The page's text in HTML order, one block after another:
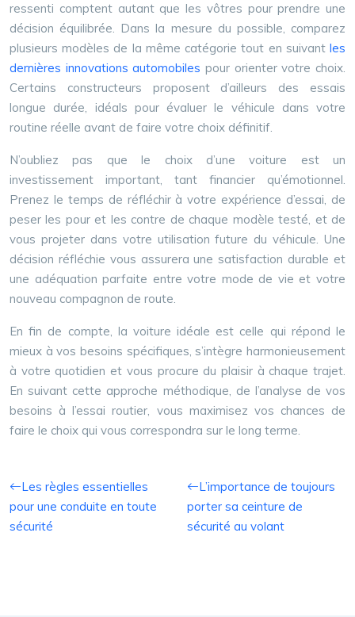
ressenti comptent autant que les vôtres pour prendre une
décision équilibrée. Dans la mesure du possible, comparez
plusieurs modèles de la même catégorie tout en suivant les
dernières innovations automobiles pour orienter votre choix.
Certains constructeurs proposent d’ailleurs des essais
longue durée, idéals pour évaluer le véhicule dans votre
routine réelle avant de faire votre choix définitif.
N’oubliez pas que le choix d’une voiture est un
investissement important, tant financier qu’émotionnel.
Prenez le temps de réfléchir à votre expérience d’essai, de
peser les pour et les contre de chaque modèle testé, et de
vous projeter dans votre utilisation future du véhicule. Une
décision réfléchie vous assurera une satisfaction durable et
une adéquation parfaite entre votre mode de vie et votre
nouveau compagnon de route.
En fin de compte, la voiture idéale est celle qui répond le
mieux à vos besoins spécifiques, s’intègre harmonieusement
à votre quotidien et vous procure du plaisir à chaque trajet.
En suivant cette approche méthodique, de l’analyse de vos
besoins à l’essai routier, vous maximisez vos chances de
faire le choix qui vous correspondra sur le long terme.
Les règles essentielles
pour une conduite en toute
sécurité
L’importance de toujours
porter sa ceinture de
sécurité au volant